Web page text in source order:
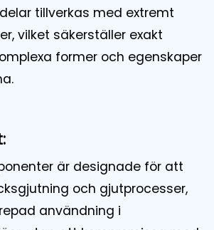
tillverkas med extremt
vilket säkerställer exakt
former och egenskaper
är designade för att
och gjutprocesser,
användning i